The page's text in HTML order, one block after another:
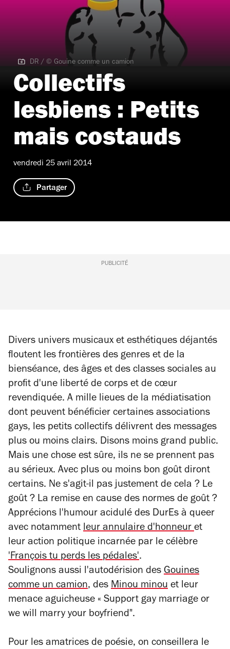
DR / © Gouine comme un camion
DR / © Gouine comme un camion
Collectifs
lesbiens : Petits
mais costauds
vendredi 25 avril 2014
Partager
PUBLICITÉ
Divers univers musicaux et esthétiques déjantés
floutent les frontières des genres et de la
bienséance, des âges et des classes sociales au
profit d'une liberté de corps et de cœur
revendiquée. A mille lieues de la médiatisation
dont peuvent bénéficier certaines associations
gays, les petits collectifs délivrent des messages
plus ou moins clairs. Disons moins grand public.
Mais une chose est sûre, ils ne se prennent pas
au sérieux. Avec plus ou moins bon goût diront
certains. Ne s'agit-il pas justement de cela ? Le
goût ? La remise en cause des normes de goût ?
Apprécions l'humour acidulé des DurEs à queer
avec notamment leur annulaire d'honneuret
leur action politique incarnée par le célèbre
'François tu perds les pédales'.
Soulignons aussi l'autodérision des Gouines
comme un camion, des Minou minou et leur
menace aguicheuse « Support gay marriage or
we will marry your boyfriend".
Pour les amatrices de poésie, on conseillera le